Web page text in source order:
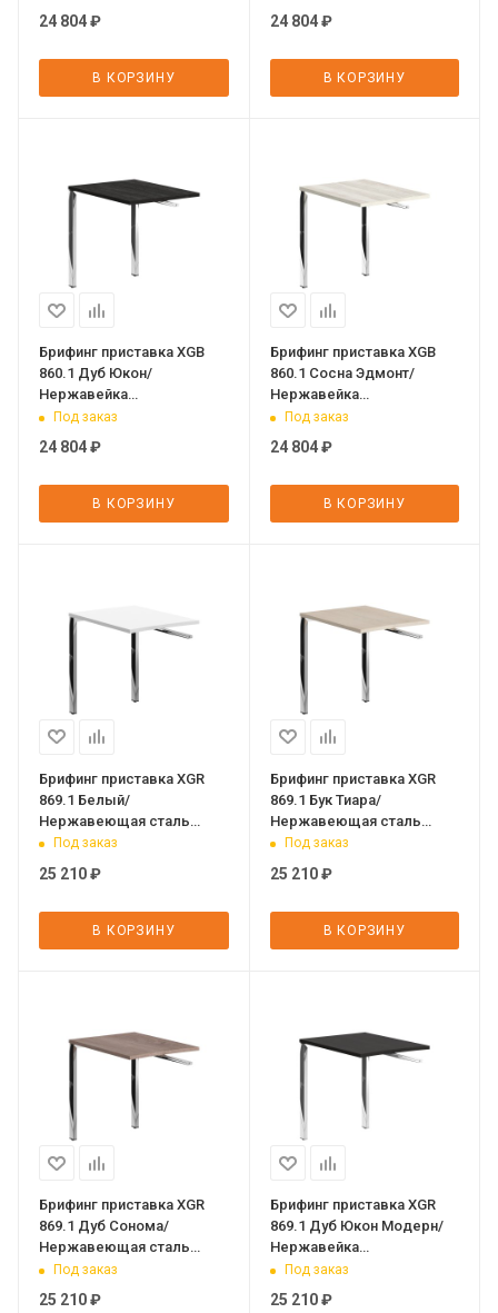
24 804₽
В КОРЗИНУ
24 804₽
В КОРЗИНУ
Брифинг приставка XGB
860.1 Дуб Юкон/
Нержавейка
полированная 800х600х750
XTEN GLOSS
Под заказ
24 804₽
В КОРЗИНУ
Брифинг приставка XGB
860.1 Сосна Эдмонт/
Нержавейка
полированная 800х600х750
XTEN GLOSS
Под заказ
24 804₽
В КОРЗИНУ
Брифинг приставка XGR
869.1 Белый/
Нержавеющая сталь
800х600х750 XTEN GLOSS
Под заказ
25 210₽
В КОРЗИНУ
Брифинг приставка XGR
869.1 Бук Тиара/
Нержавеющая сталь
800х600х750 XTEN GLOSS
Под заказ
25 210₽
В КОРЗИНУ
Брифинг приставка XGR
869.1 Дуб Сонома/
Нержавеющая сталь
800х600х750 XTEN GLOSS
Под заказ
25 210₽
Брифинг приставка XGR
869.1 Дуб Юкон Модерн/
Нержавейка
полированная 800х600х750
XTEN GLOSS
Под заказ
25 210₽